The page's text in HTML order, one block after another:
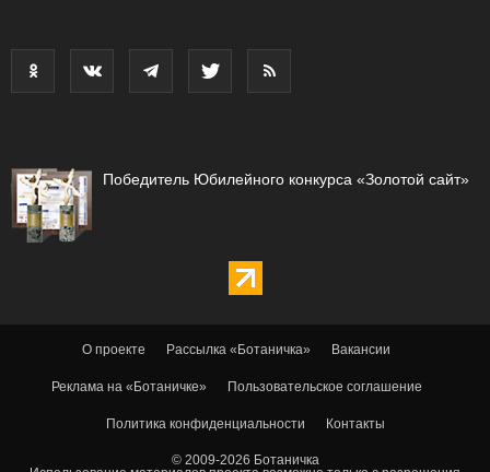
Победитель Юбилейного конкурса «Золотой сайт»
О проекте Рассылка «Ботаничка» Вакансии
Реклама на «Ботаничке» Пользовательское соглашение
Политика конфиденциальности Контакты
© 2009-2026 Ботаничка